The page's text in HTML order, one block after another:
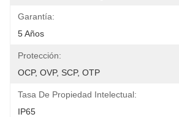
Garantía:
5 Años
Protección:
OCP, OVP, SCP, OTP
Tasa De Propiedad Intelectual:
IP65